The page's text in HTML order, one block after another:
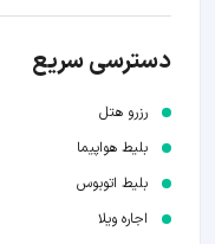
دسترسی سریع
رزرو هتل
بلیط هواپیما
بلیط اتوبوس
اجاره ویلا